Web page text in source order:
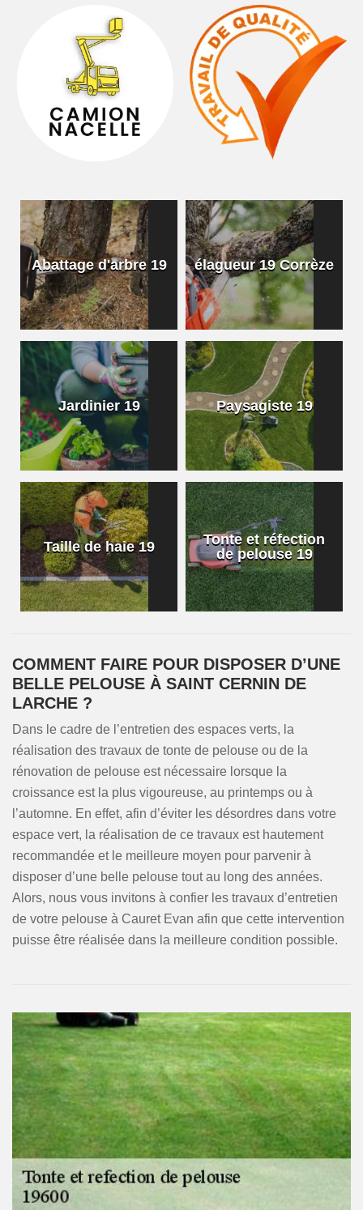
Abattage d'arbre 19 élagueur 19 Corrèze
Jardinier 19 Paysagiste 19
Taille de haie 19
Tonte et réfection
de pelouse 19
COMMENT FAIRE POUR DISPOSER D’UNE
BELLE PELOUSE À SAINT CERNIN DE
LARCHE ?
Dans le cadre de l’entretien des espaces verts, la
réalisation des travaux de tonte de pelouse ou de la
rénovation de pelouse est nécessaire lorsque la
croissance est la plus vigoureuse, au printemps ou à
l’automne. En effet, afin d’éviter les désordres dans votre
espace vert, la réalisation de ce travaux est hautement
recommandée et le meilleure moyen pour parvenir à
disposer d’une belle pelouse tout au long des années.
Alors, nous vous invitons à confier les travaux d’entretien
de votre pelouse à Cauret Evan afin que cette intervention
puisse être réalisée dans la meilleure condition possible.